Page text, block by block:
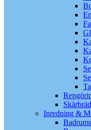
Inredning &